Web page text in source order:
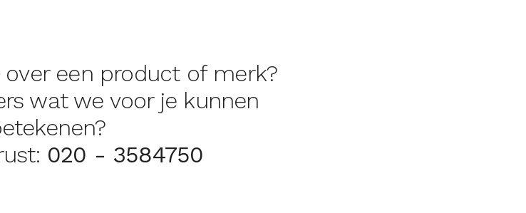
een product of merk?
wat we voor je kunnen
020 - 3584750